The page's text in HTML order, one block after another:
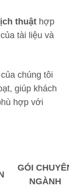
thuật hợp
tài liệu và
của chúng tôi
giúp khách
hợp với
GÓI
NGÀNH